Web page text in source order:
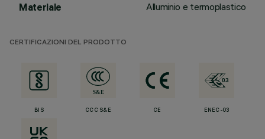
Materiale Alluminio e termoplastico
CERTIFICAZIONI DEL PRODOTTO
BIS CCC S&E CE ENEC-03